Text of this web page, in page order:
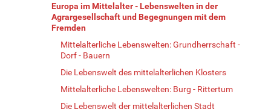
Europa im Mittelalter - Lebenswelten in der
Agrargesellschaft und Begegnungen mit dem
Fremden
Mittelalterliche Lebenswelten: Grundherrschaft -
Dorf - Bauern
Die Lebenswelt des mittelalterlichen Klosters
Mittelalterliche Lebenswelten: Burg - Rittertum
Die Lebenswelt der mittelalterlichen Stadt